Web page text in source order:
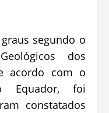
segundo o
dos
acordo com o
Equador, foi
constatados